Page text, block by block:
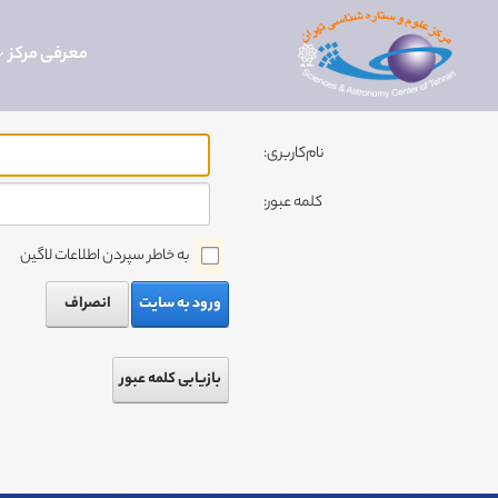
معرفی مرکز
نام‌کاربری:
کلمه عبور:
به خاطر سپردن اطلاعات لاگین
ورود به سایت
انصراف
بازیابی کلمه عبور